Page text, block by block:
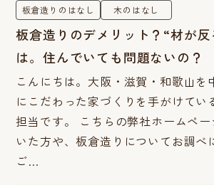
板倉造りのはなし 木のはなし
板倉造りのデメリット？“材が反
は。住んでいても問題ないの？
こんにちは。大阪・滋賀・和歌山を
にこだわった家づくりを手がけてい
担当です。 こちらの弊社ホームペ
いた方や、板倉造りについてお調べ
ご…